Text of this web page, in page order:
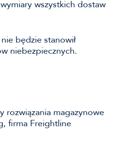
wszystkich dostaw
będzie stanowił
niebezpiecznych.
rozwiązania magazynowe
firma Freightline